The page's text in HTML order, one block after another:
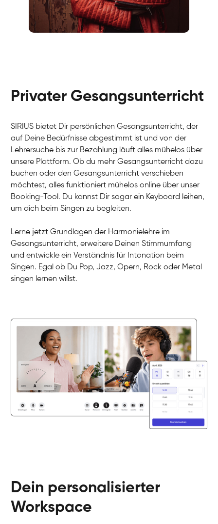
Gesang / Vocal
Anna
Gesang / Vocal
Gesang / Vocal
Gesang / Vocal
Gesang / Vocal
Gesang / Vocal
Gesang / Vocal
Gesang / Vocal
Gesang / Vocal
Gesang / Vocal
Gesang / Vocal
Gesang / Vocal
Privater Gesangsunterricht
SIRIUS bietet Dir persönlichen Gesangsunterricht, der
auf Deine Bedürfnisse abgestimmt ist und von der
Lehrersuche bis zur Bezahlung läuft alles mühelos über
unsere Plattform. Ob du mehr Gesangsunterricht dazu
buchen oder den Gesangsunterricht verschieben
möchtest, alles funktioniert mühelos online über unser
Booking-Tool. Du kannst Dir sogar ein Keyboard leihen,
um dich beim Singen zu begleiten.
Lerne jetzt Grundlagen der Harmonielehre im
Gesangsunterricht, erweitere Deinen Stimmumfang
und entwickle ein Verständnis für Intonation beim
Singen. Egal ob Du Pop, Jazz, Opern, Rock oder Metal
singen lernen willst.
Dein personalisierter
Workspace